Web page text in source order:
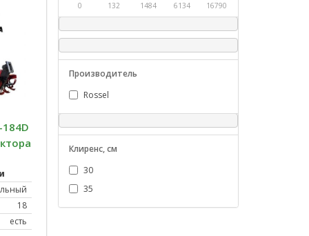
18
есть
0 132 1484 6134 16790
Производитель
Rossel
Клиренс, см
30
35